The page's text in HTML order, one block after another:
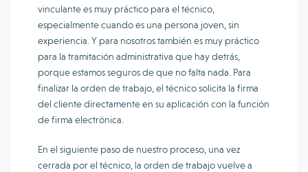
vinculante es muy práctico para el técnico,
especialmente cuando es una persona joven, sin
experiencia. Y para nosotros también es muy práctico
para la tramitación administrativa que hay detrás,
porque estamos seguros de que no falta nada. Para
finalizar la orden de trabajo, el técnico solicita la firma
del cliente directamente en su aplicación con la función
de firma electrónica.
En el siguiente paso de nuestro proceso, una vez
cerrada por el técnico, la orden de trabajo vuelve a